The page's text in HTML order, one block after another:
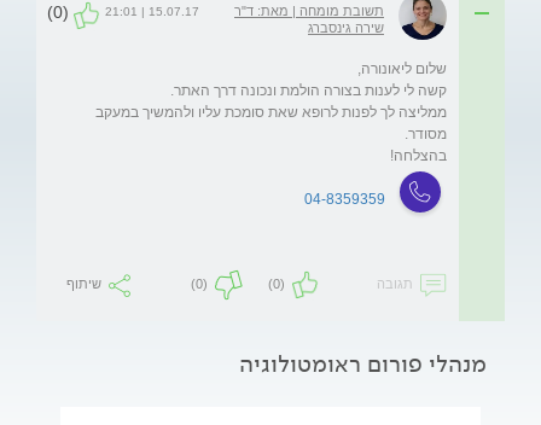
תשובת מומחה | מאת: ד"ר
שירה גינסברג
15.07.17 | 21:01
(0)
ממליצה לך לפנות לרופא שאת סומכת עליו ולהמשיך במעקב
בהצלחה!
04-8359359
תגובה (0)
(0) שיתוף
מנהלי פורום ראומטולוגיה